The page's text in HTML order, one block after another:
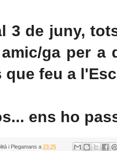
3 de juny,
ga per a
feu a
ens ho
i Plegamans a 23:25